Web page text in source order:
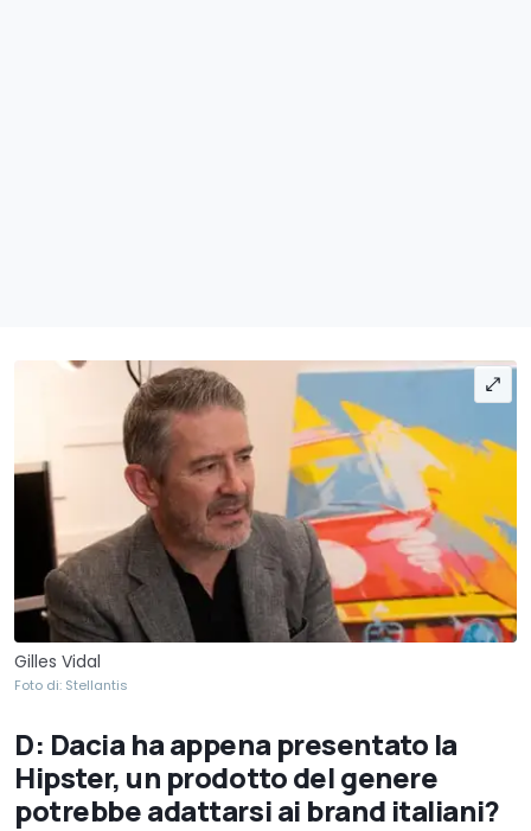
Gilles Vidal
Foto di: Stellantis
D: Dacia ha appena presentato la
Hipster, un prodotto del genere
potrebbe adattarsi ai brand italiani?